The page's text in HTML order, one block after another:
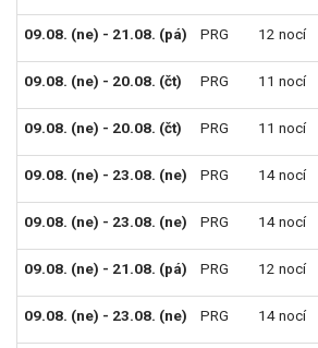
09.08. (ne) - 21.08. (pá) PRG 12 nocí
09.08. (ne) - 20.08. (čt) PRG 11 nocí
09.08. (ne) - 20.08. (čt) PRG 11 nocí
09.08. (ne) - 23.08. (ne) PRG 14 nocí
09.08. (ne) - 23.08. (ne) PRG 14 nocí
09.08. (ne) - 21.08. (pá) PRG 12 nocí
09.08. (ne) - 23.08. (ne) PRG 14 nocí